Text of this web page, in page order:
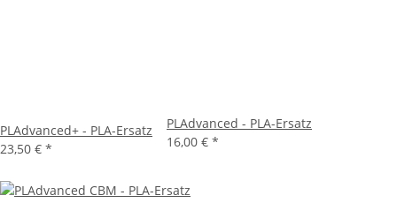
PLAdvanced+ - PLA-Ersatz
23,50 € *
PLAdvanced - PLA-Ersatz
16,00 € *